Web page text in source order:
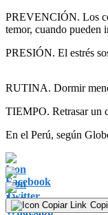
PREVENCIÓN. Los
temor, cuando pueden
PRESIÓN. El estrés
RUTINA. Dormir
TIEMPO. Retrasar un
En el Perú, según